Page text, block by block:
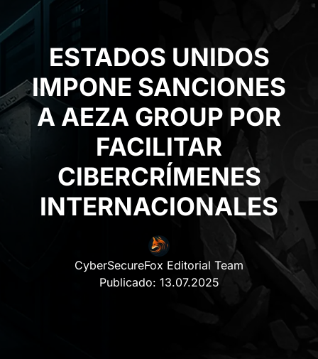
ESTADOS UNIDOS
IMPONE SANCIONES
A AEZA GROUP POR
FACILITAR
CIBERCRÍMENES
INTERNACIONALES
CyberSecureFox Editorial Team
Publicado: 13.07.2025